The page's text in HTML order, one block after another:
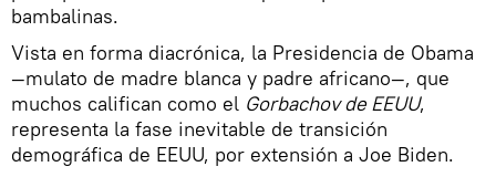
bambalinas.
Vista en forma diacrónica, la Presidencia de Obama
—mulato de madre blanca y padre africano—, que
muchos califican como el Gorbachov de EEUU,
representa la fase inevitable de transición
demográfica de EEUU, por extensión a Joe Biden.